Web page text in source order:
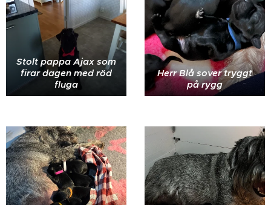
Stolt pappa Ajax som
firar dagen med röd
fluga
Herr Blå sover tryggt
på rygg